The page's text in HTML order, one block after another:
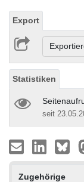
Export
Statistiken
seit
Zugehörige